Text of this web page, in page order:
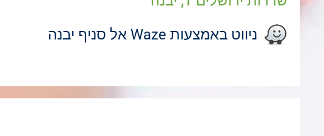
ניווט באמצעות Waze אל סניף יבנה